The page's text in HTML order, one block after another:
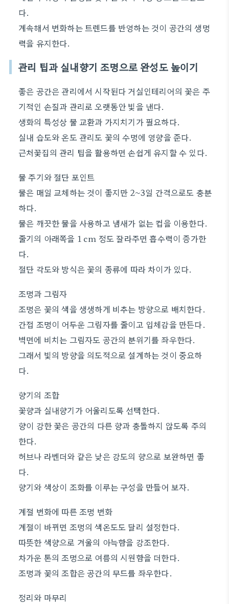
다.
계속해서 변화하는 트렌드를 반영하는 것이 공간의 생명
력을 유지한다.
관리 팁과 실내향기 조명으로 완성도 높이기
좋은 공간은 관리에서 시작된다 거실인테리어의 꽃은 주
기적인 손질과 관리로 오랫동안 빛을 낸다.
생화의 특성상 물 교환과 가지치기가 필요하다.
실내 습도와 온도 관리도 꽃의 수명에 영향을 준다.
근처꽃집의 관리 팁을 활용하면 손쉽게 유지할 수 있다.
물 주기와 절단 포인트
물은 매일 교체하는 것이 좋지만 2~3일 간격으로도 충분
하다.
물은 깨끗한 물을 사용하고 냄새가 없는 컵을 이용한다.
줄기의 아래쪽을 1 cm 정도 잘라주면 흡수력이 증가한
다.
절단 각도와 방식은 꽃의 종류에 따라 차이가 있다.
조명과 그림자
조명은 꽃의 색을 생생하게 비추는 방향으로 배치한다.
간접 조명이 어두운 그림자를 줄이고 입체감을 만든다.
벽면에 비치는 그림자도 공간의 분위기를 좌우한다.
그래서 빛의 방향을 의도적으로 설계하는 것이 중요하
다.
향기의 조합
꽃향과 실내향기가 어울리도록 선택한다.
향이 강한 꽃은 공간의 다른 향과 충돌하지 않도록 주의
한다.
허브나 라벤더와 같은 낮은 강도의 향으로 보완하면 좋
다.
향기와 색상이 조화를 이루는 구성을 만들어 보자.
계절 변화에 따른 조명 변화
계절이 바뀌면 조명의 색온도도 달리 설정한다.
따뜻한 색향으로 겨울의 아늑함을 강조한다.
차가운 톤의 조명으로 여름의 시원함을 더한다.
조명과 꽃의 조합은 공간의 무드를 좌우한다.
정리와 마무리